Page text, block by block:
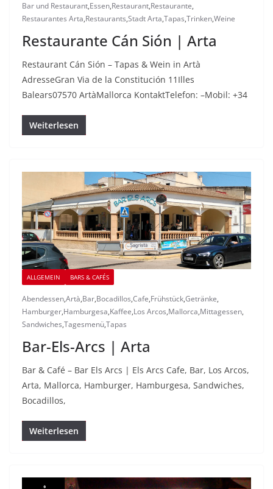
Bar und Restaurant,Essen,Restaurant,Restaurante,
Restaurantes Arta,Restaurants,Stadt Arta,Tapas,Trinken,Weine
Restaurante Cán Sión | Arta
Restaurant Cán Sión – Tapas & Wein in Artà
AdresseGran Via de la Constitución 11Illes
Balears07570 ArtàMallorca KontaktTelefon: –Mobil: +34
Weiterlesen
ALLGEMEIN BARS & CAFÉS
Abendessen,Artà,Bar,Bocadillos,Cafe,Frühstück,Getränke,
Hamburger,Hamburgesa,Kaffee,Los Arcos,Mallorca,Mittagessen,
Sandwiches,Tagesmenü,Tapas
Bar-Els-Arcs | Arta
Bar & Café – Bar Els Arcs | Els Arcs Cafe, Bar, Los Arcos,
Arta, Mallorca, Hamburger, Hamburgesa, Sandwiches,
Bocadillos,
Weiterlesen